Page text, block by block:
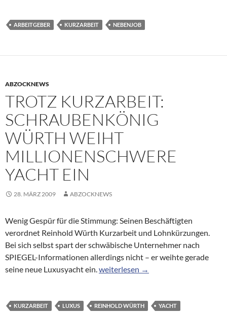
ARBEITGEBER KURZARBEIT NEBENJOB
ABZOCKNEWS
TROTZ KURZARBEIT:
SCHRAUBENKÖNIG
WÜRTH WEIHT
MILLIONENSCHWERE
YACHT EIN
28. MÄRZ 2009 ABZOCKNEWS
Wenig Gespür für die Stimmung: Seinen Beschäftigten
verordnet Reinhold Würth Kurzarbeit und Lohnkürzungen.
Bei sich selbst spart der schwäbische Unternehmer nach
SPIEGEL-Informationen allerdings nicht – er weihte gerade
seine neue Luxusyacht ein.Trotz Kurzarbeit: Schraubenkönig
weiterlesen →
KURZARBEIT LUXUS REINHOLD WÜRTH YACHT